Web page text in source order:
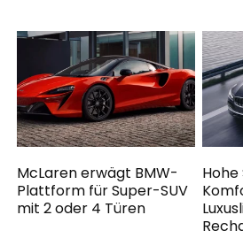
McLaren erwägt BMW-
Plattform für Super-SUV
mit 2 oder 4 Türen